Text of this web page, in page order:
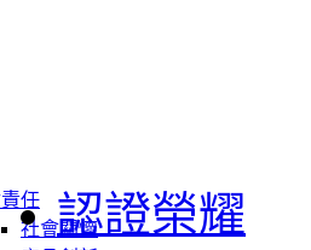
任
社會關懷認證榮耀